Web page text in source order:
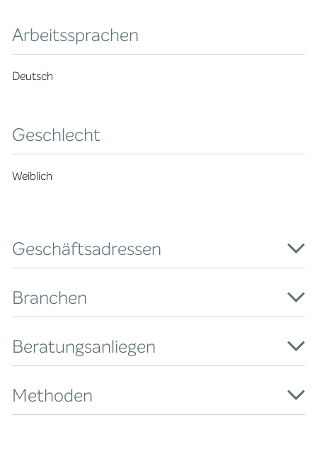
Arbeitssprachen
Deutsch
Geschlecht
Weiblich
Geschäftsadressen
Branchen
Beratungsanliegen
Methoden